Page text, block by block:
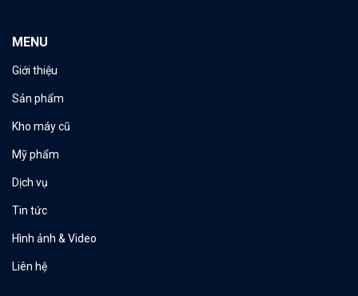
MENU
Giới thiệu
Sản phẩm
Kho máy cũ
Mỹ phẩm
Dịch vụ
Tin tức
Hình ảnh & Video
Liên hệ